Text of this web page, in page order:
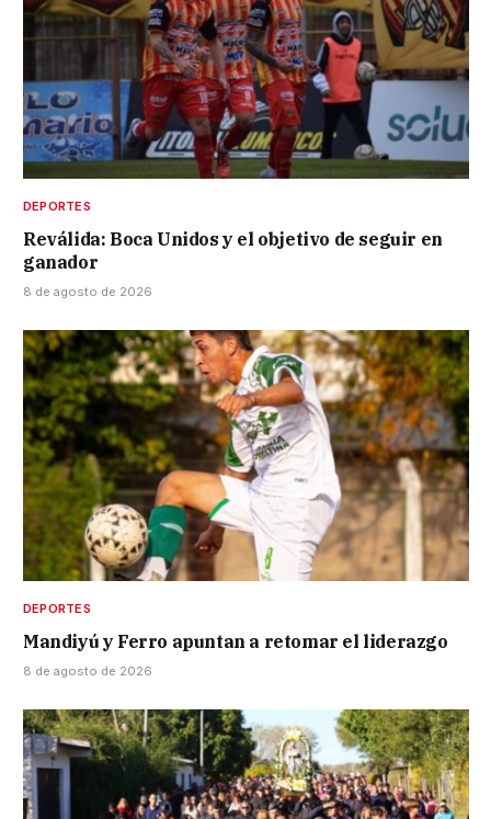
DEPORTES
Reválida: Boca Unidos y el objetivo de seguir en
ganador
8 de agosto de 2026
DEPORTES
Mandiyú y Ferro apuntan a retomar el liderazgo
8 de agosto de 2026